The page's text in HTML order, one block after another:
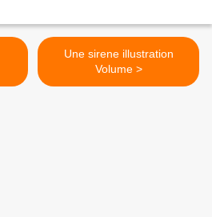
Une sirene illustration
Volume >